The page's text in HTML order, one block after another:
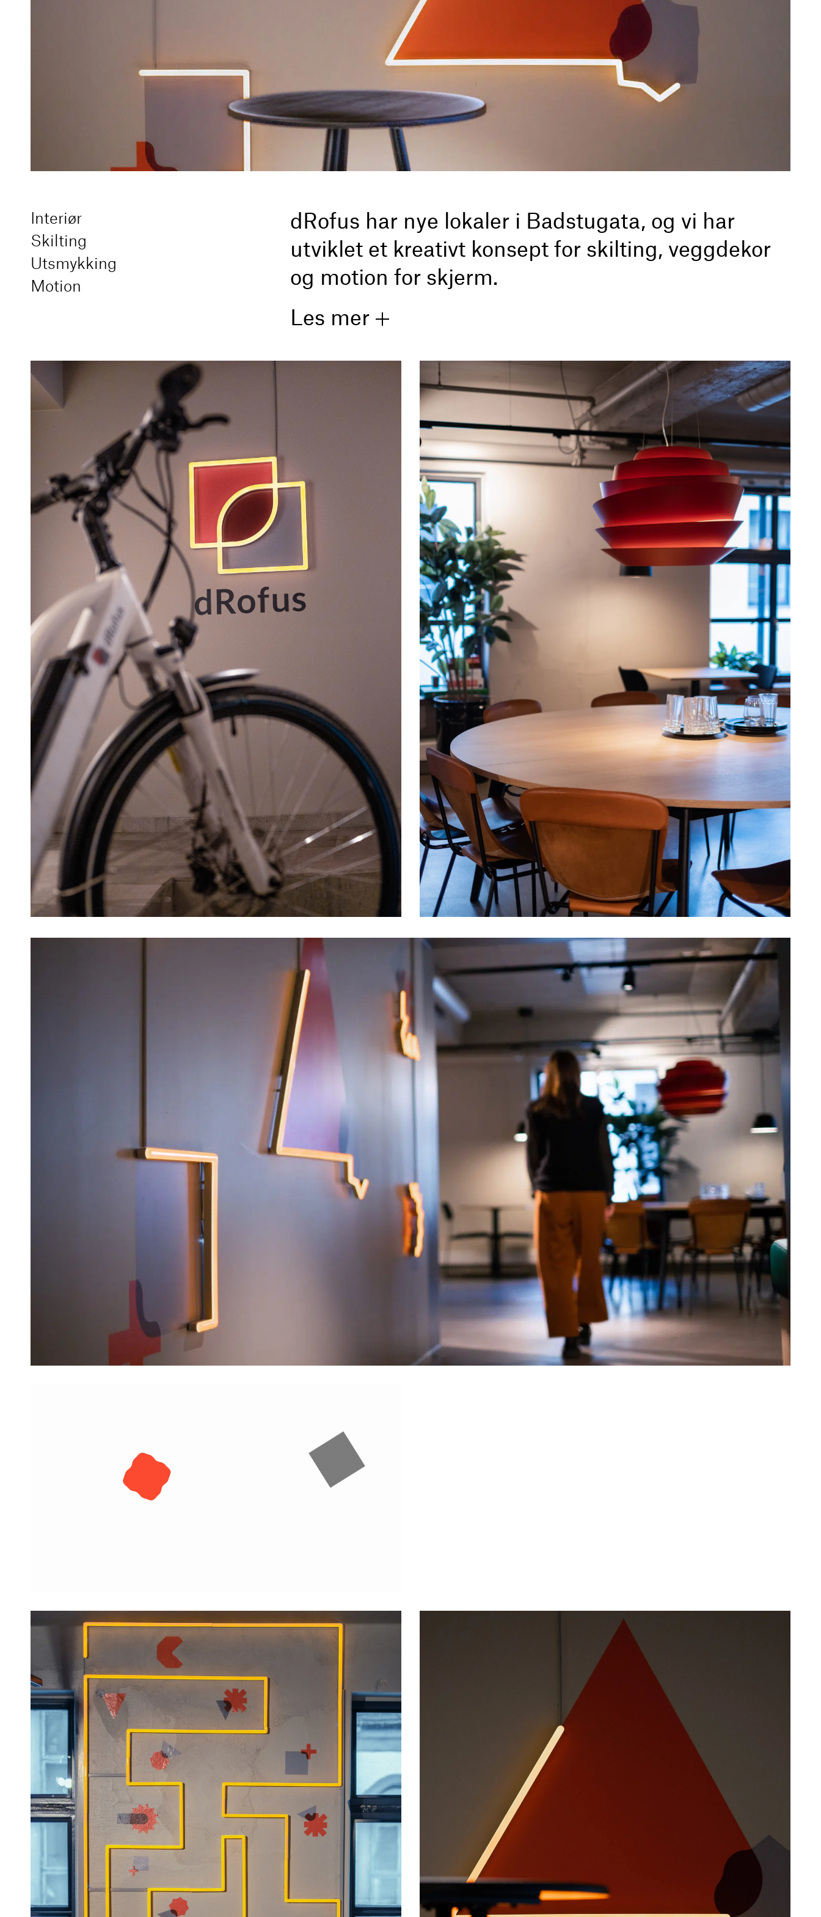
Interiør
Skilting
Utsmykking
Motion
dRofus har nye lokaler i Badstugata, og vi har
utviklet et kreativt konsept for skilting, veggdekor
og motion for skjerm.
Les mer
programvareselskap til et ledende internasjonalt selskap med kontorer i Asia, Europa og
I 2018 oppgraderte vi deres nye visuelle identitet, et konsept som bestod av geometriske
figurer og integrasjonen mellom dem.
Konseptet er tatt videre til dRofus sine nye kontorlokaler i Badstugata, Oslo. De
profilbærende figurene dekorerer hele inngangspartiet, definert med spesialtilpassede
neonrør. I tillegg danner figurene utgangspunkt for både beskrivende og abstrakte
symboler for skilting av møterom, wc, printerrom osv.
Figurer i bevegelse var utgangspunktet for skjermsparere som fyller store skjermer bak
glassvegger i hele lokalet.
Med dette oppraget har vi tatt identiteten videre til interiørdekor, noe som skaper internt
eierskap og tilknytning til uttrykket.